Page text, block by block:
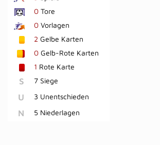
0 Tore
0 Vorlagen
2 Gelbe Karten
0 Gelb-Rote Karten
1 Rote Karte
S 7 Siege
U 3 Unentschieden
N 5 Niederlagen